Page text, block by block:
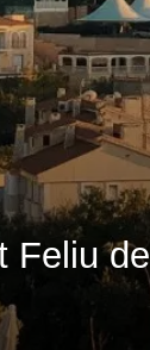
Feliu